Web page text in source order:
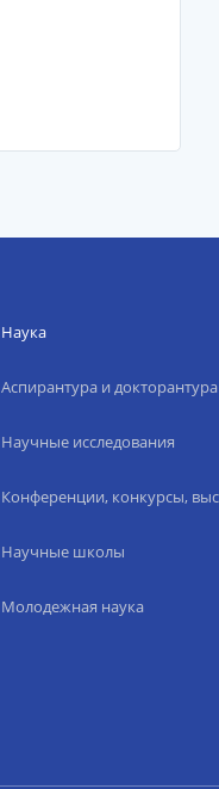
Наука
Аспирантура и докторантура
Научные исследования
Конференции, конкурсы,
Научные школы
Молодежная наука